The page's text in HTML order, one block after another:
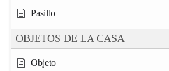
Pasillo
OBJETOS DE LA CASA
Objeto